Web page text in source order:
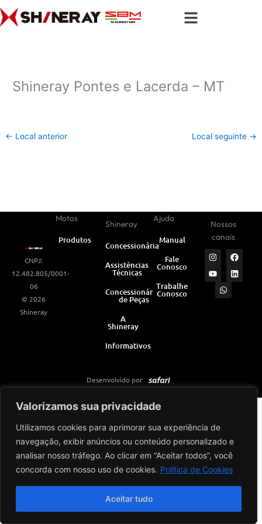
Valorizamos sua privacidade
Utilizamos cookies para aprimorar sua experiência de
navegação, exibir anúncios ou conteúdo personalizado e
analisar nosso tráfego. Ao clicar em “Aceitar todos”, você
concorda com nosso uso de cookies. Política de Cookies
Aceitar tudo
para
Shineray Pontes e Lacerda – MT
← Local anterior Local seguinte →
CNPJ:
12.482.805/0001-
06
© 2026
Shineray
Motos
Produtos
Shineray
Concessionárias
Assistências
Técnicas
Concessionárias
de Peças
A
Shineray
Informativos
Ajuda
Manual
Fale
Conosco
Trabalhe
Conosco
Nossos
canais
I
n
s
t
a
F
a
c
e
Y
o
u
t
u
L
i
n
k
W
a
s
a
Desenvolvido por